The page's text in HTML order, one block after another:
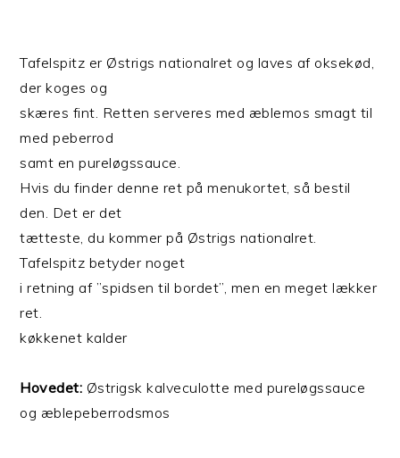
Tafelspitz er Østrigs nationalret og laves af oksekød,
der koges og
skæres fint. Retten serveres med æblemos smagt til
med peberrod
samt en pureløgssauce.
Hvis du finder denne ret på menukortet, så bestil
den. Det er det
tætteste, du kommer på Østrigs nationalret.
Tafelspitz betyder noget
i retning af ”spidsen til bordet”, men en meget lækker
ret.
køkkenet kalder
Hovedet: Østrigsk kalveculotte med pureløgssauce
og æblepeberrodsmos